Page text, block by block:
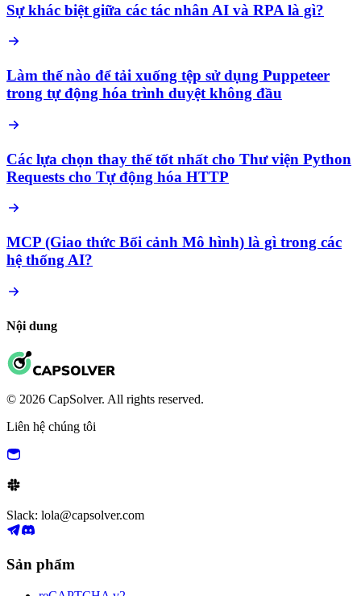
Sự khác biệt giữa các tác nhân AI và RPA là gì?
Làm thế nào để tải xuống tệp sử dụng Puppeteer
trong tự động hóa trình duyệt không đầu
Các lựa chọn thay thế tốt nhất cho Thư viện Python
Requests cho Tự động hóa HTTP
MCP (Giao thức Bối cảnh Mô hình) là gì trong các
hệ thống AI?
Nội dung
© 2026 CapSolver. All rights reserved.
Liên hệ chúng tôi
Slack: lola@capsolver.com
Sản phẩm